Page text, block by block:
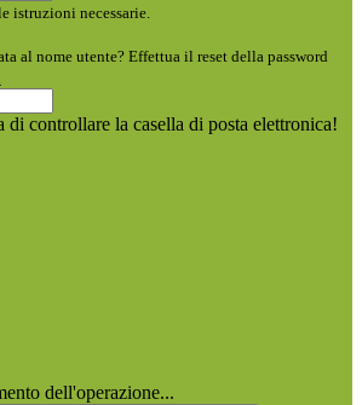
istruzioni necessarie.
al nome utente? Effettua il reset della password
di controllare la casella di posta elettronica!
dell'operazione...